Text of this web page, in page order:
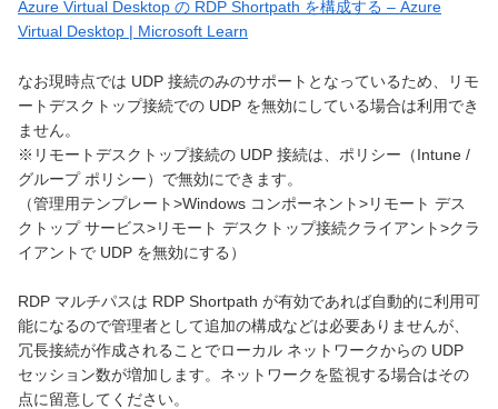
Azure Virtual Desktop の RDP Shortpath を構成する – Azure
Virtual Desktop | Microsoft Learn
なお現時点では UDP 接続のみのサポートとなっているため、リモ
ートデスクトップ接続での UDP を無効にしている場合は利用でき
ません。
※リモートデスクトップ接続の UDP 接続は、ポリシー（Intune /
グループ ポリシー）で無効にできます。
（管理用テンプレート>Windows コンポーネント>リモート デス
クトップ サービス>リモート デスクトップ接続クライアント>クラ
イアントで UDP を無効にする）
RDP マルチパスは RDP Shortpath が有効であれば自動的に利用可
能になるので管理者として追加の構成などは必要ありませんが、
冗長接続が作成されることでローカル ネットワークからの UDP
セッション数が増加します。ネットワークを監視する場合はその
点に留意してください。